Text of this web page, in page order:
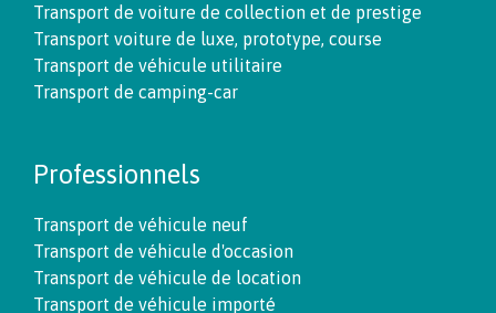
Transport de voiture de collection et de prestige
Transport voiture de luxe, prototype, course
Transport de véhicule utilitaire
Transport de camping-car
Professionnels
Transport de véhicule neuf
Transport de véhicule d'occasion
Transport de véhicule de location
Transport de véhicule importé